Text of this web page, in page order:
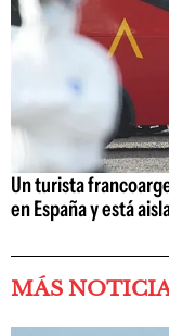
Un turista
en España y está
MÁS